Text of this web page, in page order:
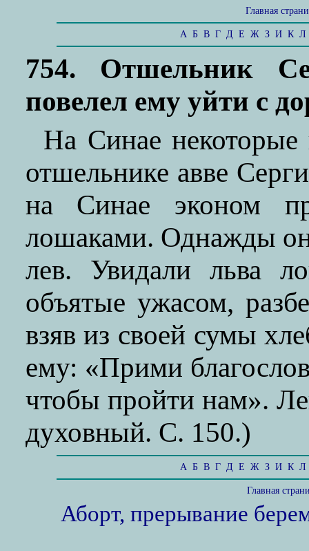
Главная
А Б В Г Д Е Ж З И К Л
754. Отшельник
повелел ему уйти с
На Синае некоторые
отшельнике авве
на Синае эконом
лошаками. Однажды
лев. Увидали льва
объятые ужасом,
взяв из своей сумы
ему: «Прими
чтобы пройти нам».
духовный. С. 150.)
А Б В Г Д Е Ж З И К Л
Главная
Аборт, прерывание